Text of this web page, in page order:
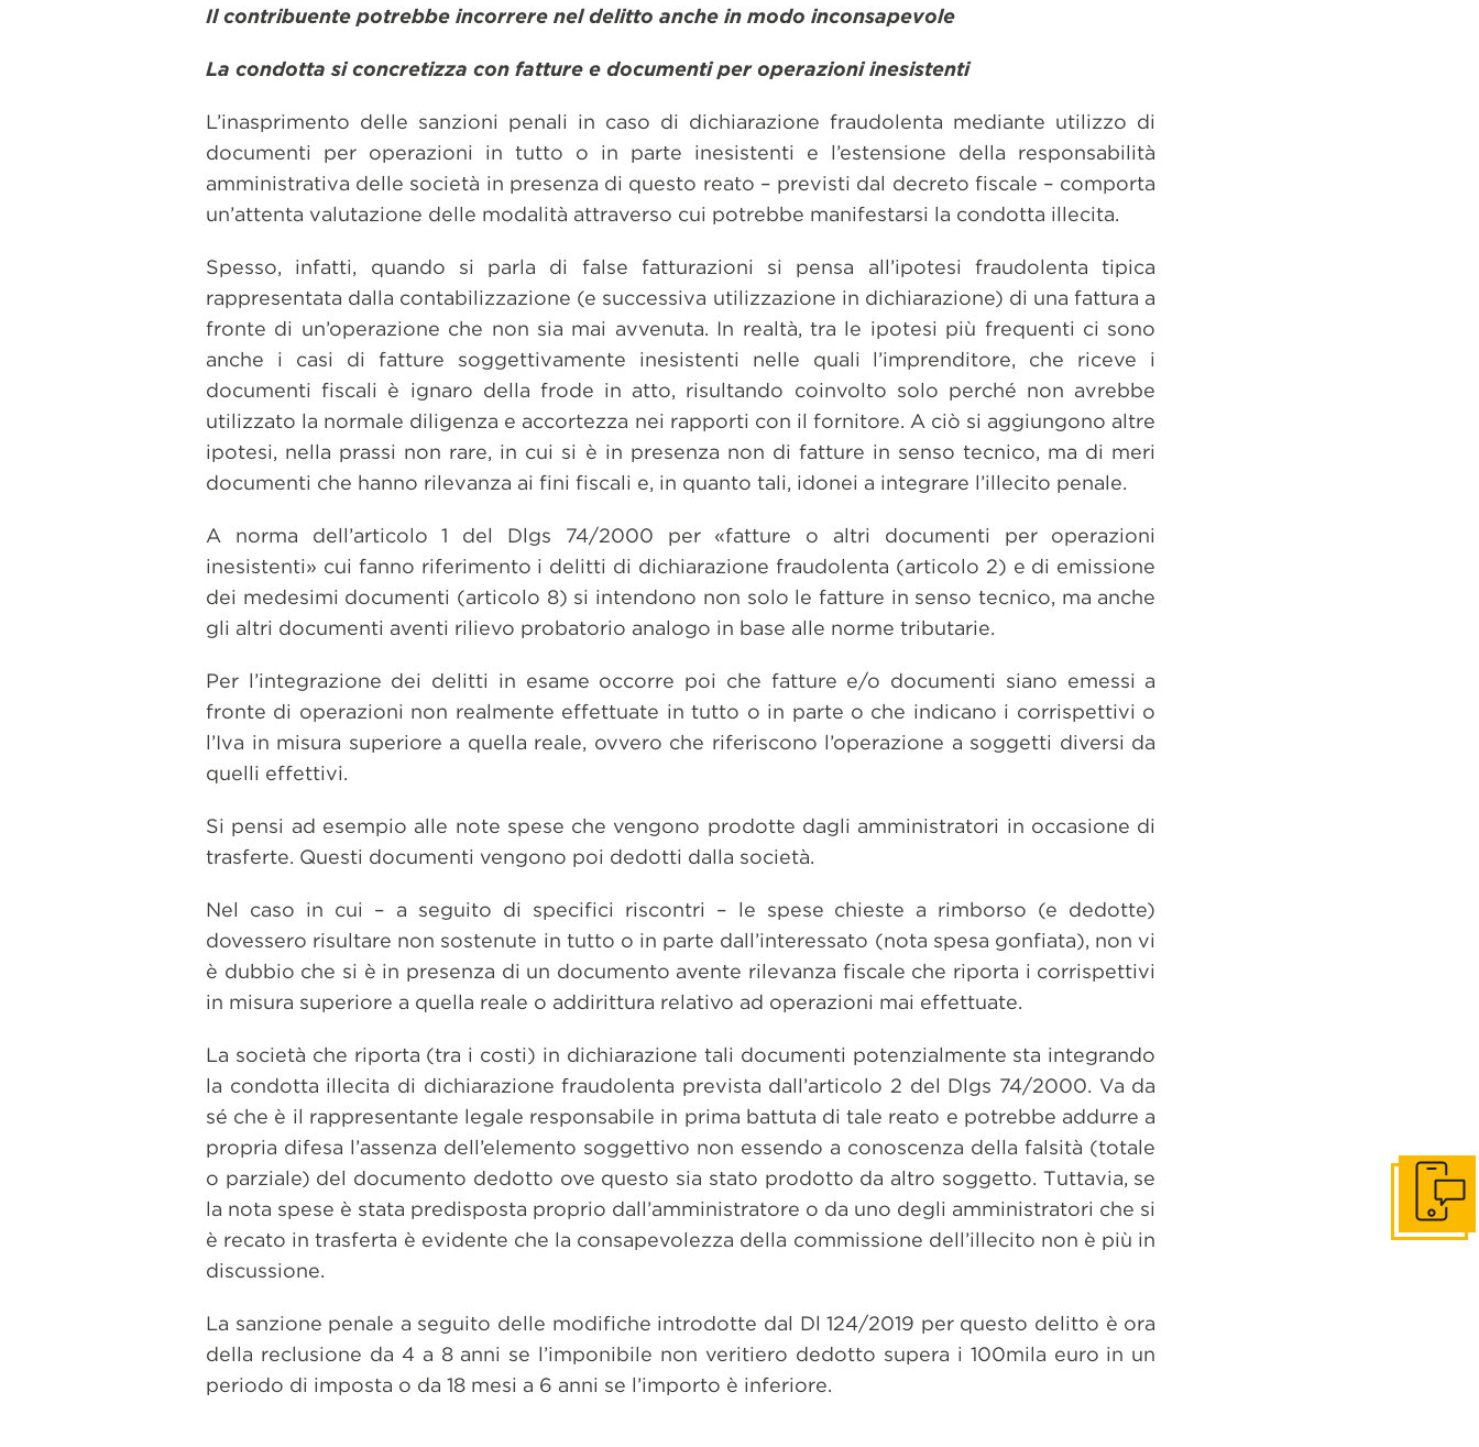
Il contribuente potrebbe incorrere nel delitto anche in modo inconsapevole
La condotta si concretizza con fatture e documenti per operazioni inesistenti
L’inasprimento delle sanzioni penali in caso di dichiarazione fraudolenta mediante utilizzo di
documenti per operazioni in tutto o in parte inesistenti e l’estensione della responsabilità
amministrativa delle società in presenza di questo reato – previsti dal decreto fiscale – comporta
un’attenta valutazione delle modalità attraverso cui potrebbe manifestarsi la condotta illecita.
Spesso, infatti, quando si parla di false fatturazioni si pensa all’ipotesi fraudolenta tipica
rappresentata dalla contabilizzazione (e successiva utilizzazione in dichiarazione) di una fattura a
fronte di un’operazione che non sia mai avvenuta. In realtà, tra le ipotesi più frequenti ci sono
anche i casi di fatture soggettivamente inesistenti nelle quali l’imprenditore, che riceve i
documenti fiscali è ignaro della frode in atto, risultando coinvolto solo perché non avrebbe
utilizzato la normale diligenza e accortezza nei rapporti con il fornitore. A ciò si aggiungono altre
ipotesi, nella prassi non rare, in cui si è in presenza non di fatture in senso tecnico, ma di meri
documenti che hanno rilevanza ai fini fiscali e, in quanto tali, idonei a integrare l’illecito penale.
A norma dell’articolo 1 del Dlgs 74/2000 per «fatture o altri documenti per operazioni
inesistenti» cui fanno riferimento i delitti di dichiarazione fraudolenta (articolo 2) e di emissione
dei medesimi documenti (articolo 8) si intendono non solo le fatture in senso tecnico, ma anche
gli altri documenti aventi rilievo probatorio analogo in base alle norme tributarie.
Per l’integrazione dei delitti in esame occorre poi che fatture e/o documenti siano emessi a
fronte di operazioni non realmente effettuate in tutto o in parte o che indicano i corrispettivi o
l’Iva in misura superiore a quella reale, ovvero che riferiscono l’operazione a soggetti diversi da
quelli effettivi.
Si pensi ad esempio alle note spese che vengono prodotte dagli amministratori in occasione di
trasferte. Questi documenti vengono poi dedotti dalla società.
Nel caso in cui – a seguito di specifici riscontri – le spese chieste a rimborso (e dedotte)
dovessero risultare non sostenute in tutto o in parte dall’interessato (nota spesa gonfiata), non vi
è dubbio che si è in presenza di un documento avente rilevanza fiscale che riporta i corrispettivi
in misura superiore a quella reale o addirittura relativo ad operazioni mai effettuate.
La società che riporta (tra i costi) in dichiarazione tali documenti potenzialmente sta integrando
la condotta illecita di dichiarazione fraudolenta prevista dall’articolo 2 del Dlgs 74/2000. Va da
sé che è il rappresentante legale responsabile in prima battuta di tale reato e potrebbe addurre a
propria difesa l’assenza dell’elemento soggettivo non essendo a conoscenza della falsità (totale
o parziale) del documento dedotto ove questo sia stato prodotto da altro soggetto. Tuttavia, se
la nota spese è stata predisposta proprio dall’amministratore o da uno degli amministratori che si
è recato in trasferta è evidente che la consapevolezza della commissione dell’illecito non è più in
discussione.
La sanzione penale a seguito delle modifiche introdotte dal Dl 124/2019 per questo delitto è ora
della reclusione da 4 a 8 anni se l’imponibile non veritiero dedotto supera i 100mila euro in un
periodo di imposta o da 18 mesi a 6 anni se l’importo è inferiore.
Get in